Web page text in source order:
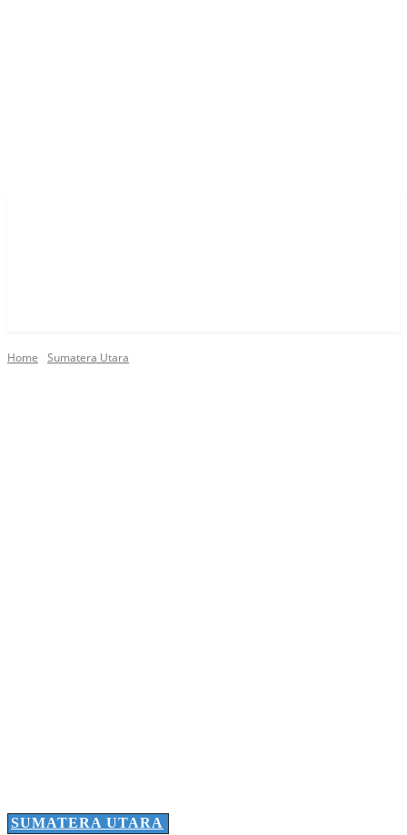
Home Sumatera Utara
SUMATERA UTARA